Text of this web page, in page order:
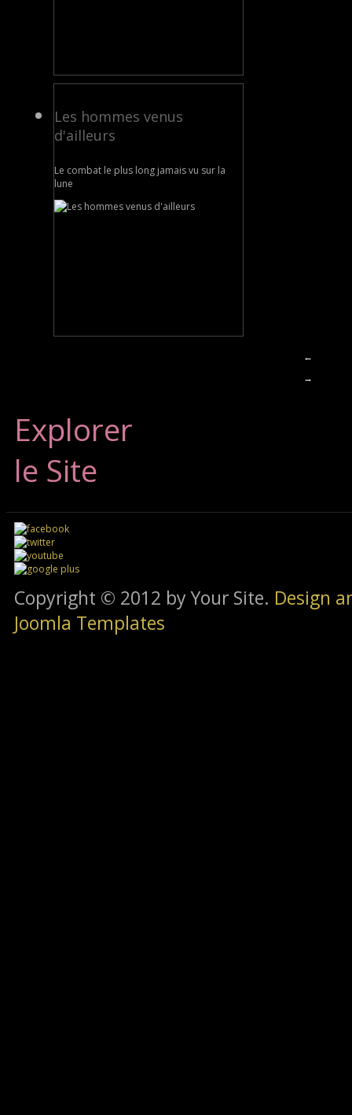
Les hommes venus
d'ailleurs
Le combat le plus long jamais vu sur la
lune
←
→
Explorer
le Site
Copyright © 2012 by Your Site. Design
Joomla Templates